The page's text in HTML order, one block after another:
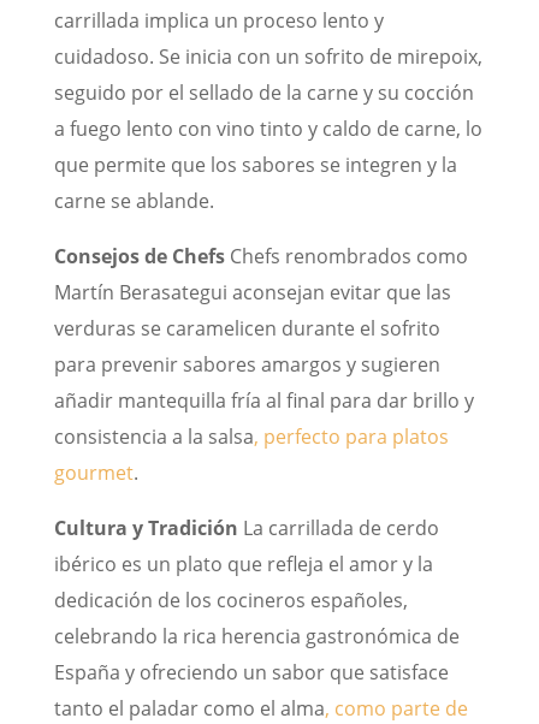
carrillada implica un proceso lento y
cuidadoso. Se inicia con un sofrito de mirepoix,
seguido por el sellado de la carne y su cocción
a fuego lento con vino tinto y caldo de carne, lo
que permite que los sabores se integren y la
carne se ablande.
Consejos de ChefsChefs renombrados como
Martín Berasategui aconsejan evitar que las
verduras se caramelicen durante el sofrito
para prevenir sabores amargos y sugieren
añadir mantequilla fría al final para dar brillo y
consistencia a la salsa, perfecto para platos
gourmet.
Cultura y Tradición La carrillada de cerdo
ibérico es un plato que refleja el amor y la
dedicación de los cocineros españoles,
celebrando la rica herencia gastronómica de
España y ofreciendo un sabor que satisface
tanto el paladar como el alma, como parte de